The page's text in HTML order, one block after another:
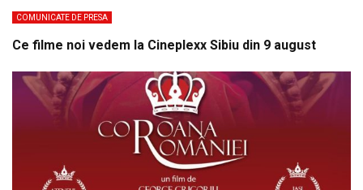
COMUNICATE DE PRESA
Ce filme noi vedem la Cineplexx Sibiu din 9 august